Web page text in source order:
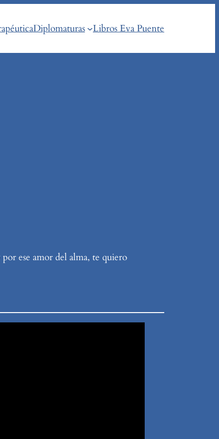
Diplomaturas Libros Eva Puente
ese amor del alma, te quiero